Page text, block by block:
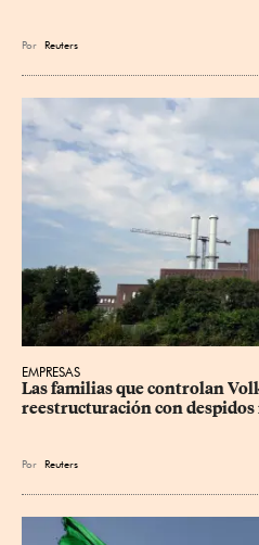
Por Reuters
EMPRESAS
Las familias que controlan
reestructuración con despidos
Por Reuters